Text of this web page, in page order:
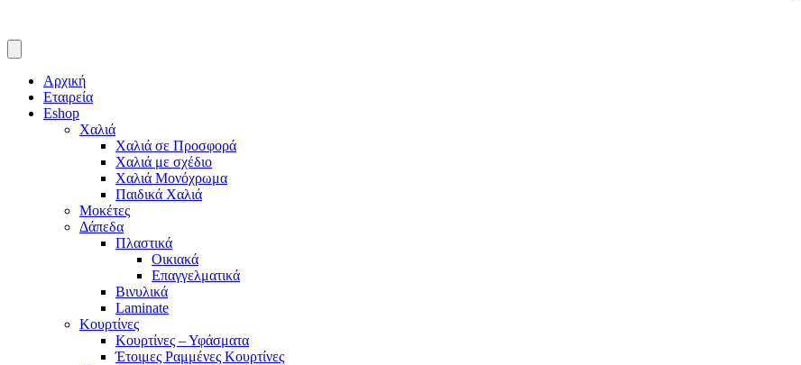
Αρχική
Εταιρεία
Eshop
Χαλιά
Χαλιά σε Προσφορά
Χαλιά με σχέδιο
Χαλιά Μονόχρωμα
Παιδικά Χαλιά
Μοκέτες
Δάπεδα
Πλαστικά
Οικιακά
Επαγγελματικά
Βινυλικά
Laminate
Κουρτίνες
Κουρτίνες – Υφάσματα
Έτοιμες Ραμμένες Κουρτίνες